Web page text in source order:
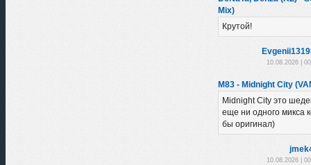
Mix)
Крутой!
10.08.2026 |
M83 - Midnight City
Midnight City это
еще ни одного микса
бы оригинал)
10.08.2026 |